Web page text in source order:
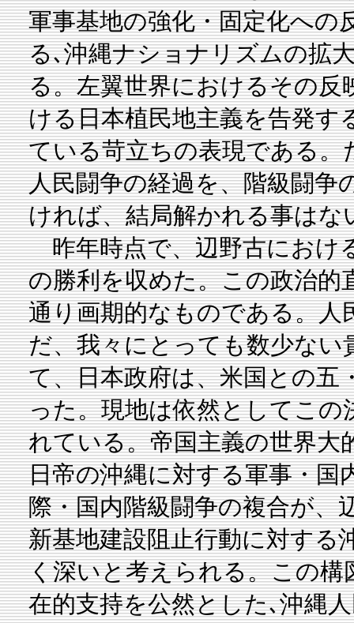
軍事基地の強化・固定化への
る､沖縄ナショナリズムの拡
る。左翼世界におけるその
ける日本植民地主義を告発す
ている苛立ちの表現である
人民闘争の経過を、階級闘争
ければ、結局解かれる事はな
昨年時点で、辺野古におけ
の勝利を収めた。この政治的
通り画期的なものである。人
だ、我々にとっても数少な
て、日本政府は、米国との五
った。現地は依然としてこの
れている。帝国主義の世界
日帝の沖縄に対する軍事・国
際・国内階級闘争の複合が、
新基地建設阻止行動に対する
く深いと考えられる。この
在的支持を公然とした､沖縄